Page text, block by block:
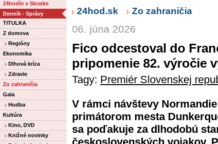
24hodín v Skratke
Denník - Správy
TITULKA
Z domova
Regióny
Ekonomika
Dlhová kríza
Zdravie
Zo zahraničia
Gala
Hudba
Kultúra
Kino, DVD
Knižné novinky
24hod.sk Zo zahraničia
06. júna 2026
Fico odcestoval do
pripomenie 82. výročie
Tagy: Premiér Slovenskej
V rámci návštevy
primátorom mesta
sa poďakuje za dlhodobú